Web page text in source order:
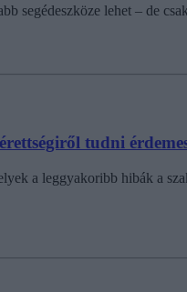
segédeszköze lehet – de
tudni
a leggyakoribb hibák a